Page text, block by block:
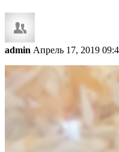
admin Апрель 17, 2019